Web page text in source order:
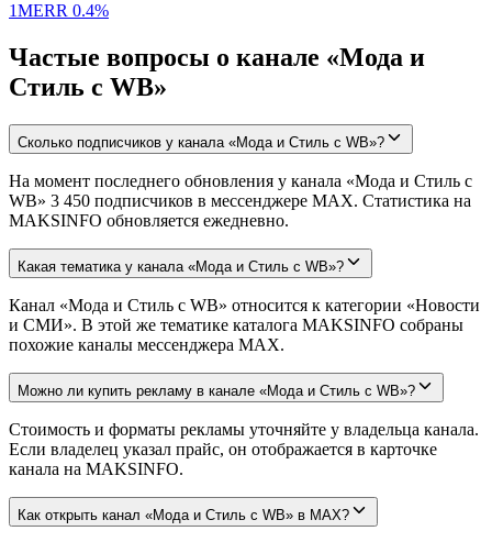
1MERR 0.4%
Частые вопросы о канале «Мода и
Стиль с WB»
Сколько подписчиков у канала «Мода и Стиль с WB»?
На момент последнего обновления у канала «Мода и Стиль с
WB» 3 450 подписчиков в мессенджере MAX. Статистика на
MAKSINFO обновляется ежедневно.
Какая тематика у канала «Мода и Стиль с WB»?
Канал «Мода и Стиль с WB» относится к категории «Новости
и СМИ». В этой же тематике каталога MAKSINFO собраны
похожие каналы мессенджера MAX.
Можно ли купить рекламу в канале «Мода и Стиль с WB»?
Стоимость и форматы рекламы уточняйте у владельца канала.
Если владелец указал прайс, он отображается в карточке
канала на MAKSINFO.
Как открыть канал «Мода и Стиль с WB» в MAX?